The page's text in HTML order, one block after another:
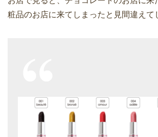
粧品のお店に来てしまったと見間違えて